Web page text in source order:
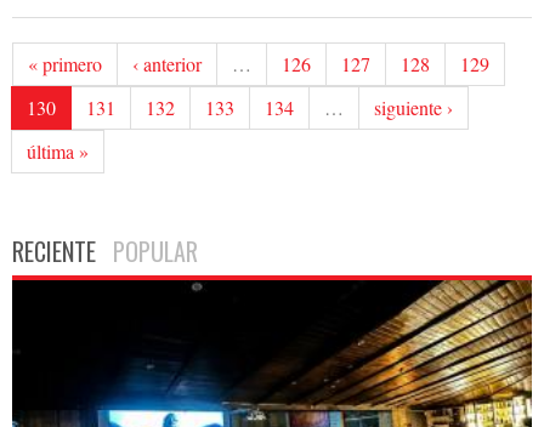
« primero ‹ anterior … 126 127 128
129
130
131 132 133 134 …
siguiente ›
última »
RECIENTE POPULAR